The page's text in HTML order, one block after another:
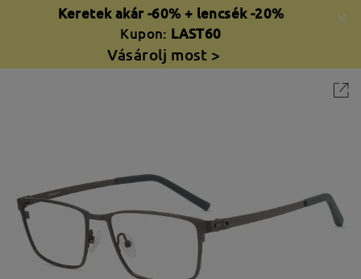
Keretek akár -60% + lencsék -20%
Kupon: LAST60
Vásárolj most >